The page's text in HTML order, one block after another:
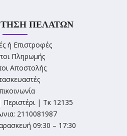
ΠΕΛΑΤΏΝ
ή Επιστροφές
Πληρωμής
Αποστολής
| Τκ 12135
2110081987
09:30 – 17:30